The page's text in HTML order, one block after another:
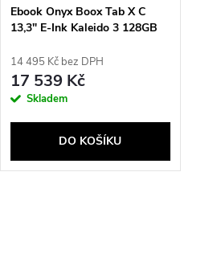
Ebook Onyx Boox Tab X C
13,3" E-Ink Kaleido 3 128GB
14 495 Kč bez DPH
17 539 Kč
Skladem
DO KOŠÍKU